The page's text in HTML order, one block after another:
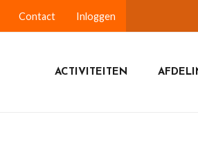
Contact Inloggen
ACTIVITEITEN